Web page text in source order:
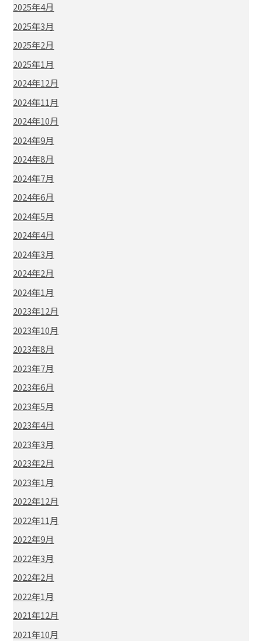
2025年4月
2025年3月
2025年2月
2025年1月
2024年12月
2024年11月
2024年10月
2024年9月
2024年8月
2024年7月
2024年6月
2024年5月
2024年4月
2024年3月
2024年2月
2024年1月
2023年12月
2023年10月
2023年8月
2023年7月
2023年6月
2023年5月
2023年4月
2023年3月
2023年2月
2023年1月
2022年12月
2022年11月
2022年9月
2022年3月
2022年2月
2022年1月
2021年12月
2021年10月